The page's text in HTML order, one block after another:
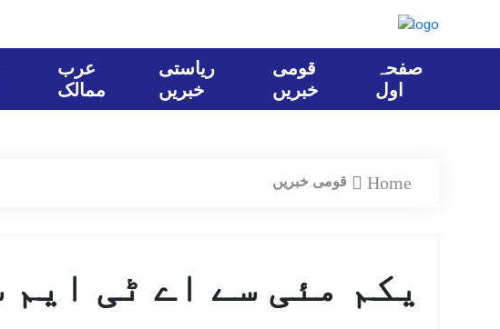
صفحہ
اول
قومی
خبریں
ریاستی
خبریں
عرب
ممالک
Home قومی خبریں
یکم مئی سے اے ٹی